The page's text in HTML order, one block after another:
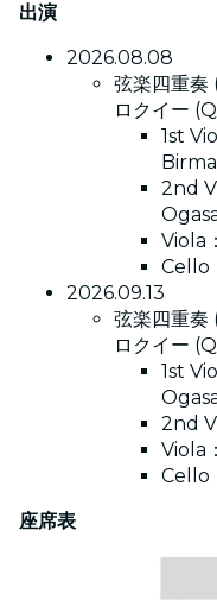
出演
2026.08.08
弦楽四重
ロクイー
1st
2nd
Viola
Cello
2026.09.13
弦楽四重
ロクイー
1st
2nd
Viola
Cello
座席表